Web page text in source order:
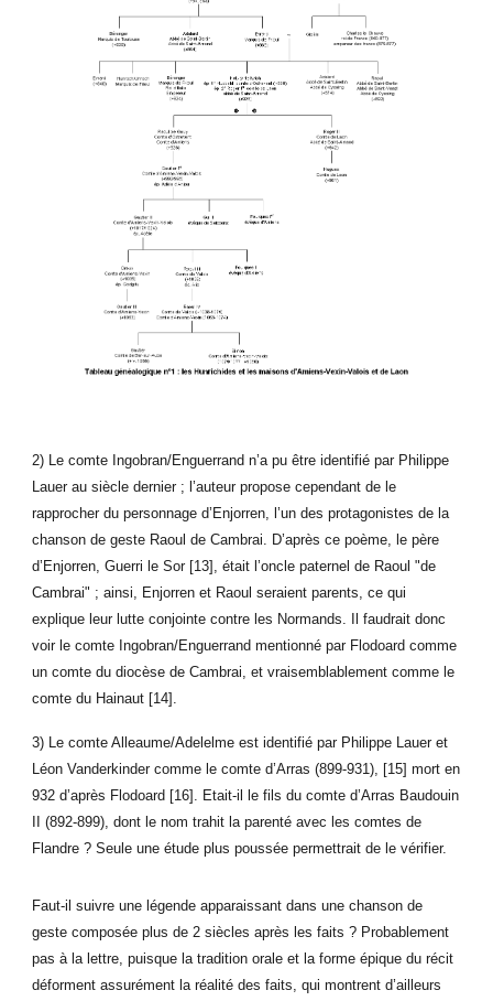
2) Le comte Ingobran/Enguerrand n’a pu être identifié par Philippe
Lauer au siècle dernier ; l’auteur propose cependant de le
rapprocher du personnage d’Enjorren, l’un des protagonistes de la
chanson de geste Raoul de Cambrai. D’après ce poème, le père
d’Enjorren, Guerri le Sor [13], était l’oncle paternel de Raoul "de
Cambrai" ; ainsi, Enjorren et Raoul seraient parents, ce qui
explique leur lutte conjointe contre les Normands. Il faudrait donc
voir le comte Ingobran/Enguerrand mentionné par Flodoard comme
un comte du diocèse de Cambrai, et vraisemblablement comme le
comte du Hainaut [14].
3) Le comte Alleaume/Adelelme est identifié par Philippe Lauer et
Léon Vanderkinder comme le comte d’Arras (899-931), [15] mort en
932 d’après Flodoard [16]. Etait-il le fils du comte d’Arras Baudouin
II (892-899), dont le nom trahit la parenté avec les comtes de
Flandre ? Seule une étude plus poussée permettrait de le vérifier.
Faut-il suivre une légende apparaissant dans une chanson de
geste composée plus de 2 siècles après les faits ? Probablement
pas à la lettre, puisque la tradition orale et la forme épique du récit
déforment assurément la réalité des faits, qui montrent d’ailleurs